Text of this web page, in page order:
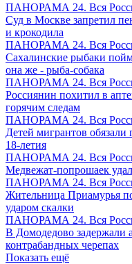
ПАНОРАМА 24. Вся
Суд в Москве запретил
и крокодила
ПАНОРАМА 24. Вся
Сахалинские рыбаки
она же - рыба-собака
ПАНОРАМА 24. Вся
Россиянин похитил в
горячим следам
ПАНОРАМА 24. Вся
Детей мигрантов
18-летия
ПАНОРАМА 24. Вся
Медвежат-попрошаек
ПАНОРАМА 24. Вся
Жительница Приамурья
ударом скалки
ПАНОРАМА 24. Вся
В Домодедово задержали
контрабандных черепах
Показать ещё